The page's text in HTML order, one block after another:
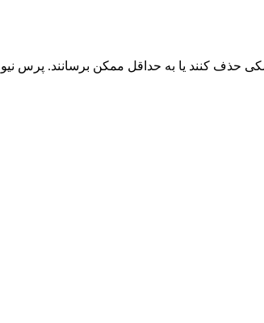
حذف کنند یا به حداقل ممکن برسانند. پرس